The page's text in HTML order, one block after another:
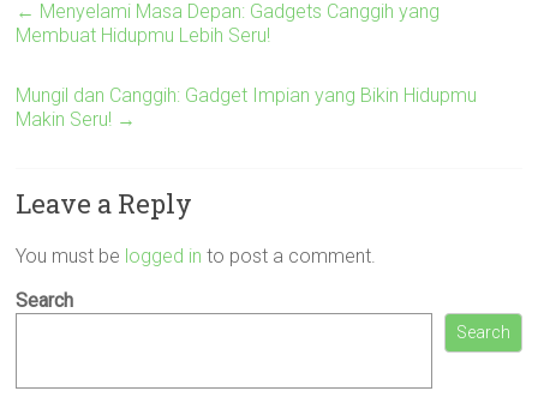
← Menyelami Masa Depan: Gadgets Canggih yang
Membuat Hidupmu Lebih Seru!
Mungil dan Canggih: Gadget Impian yang Bikin Hidupmu
Makin Seru! →
Leave a Reply
You must be logged in to post a comment.
Search
Search